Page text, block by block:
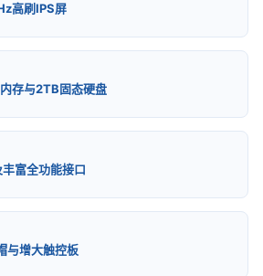
高刷IPS屏
存与2TB固态硬盘
富全功能接口
与增大触控板